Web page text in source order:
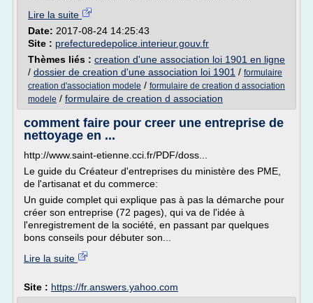
Lire la suite
Date: 2017-08-24 14:25:43
Site : prefecturedepolice.interieur.gouv.fr
Thèmes liés : creation d'une association loi 1901 en ligne
/ dossier de creation d'une association loi 1901 / formulaire
creation d'association modele / formulaire de creation d association
modele / formulaire de creation d association
comment faire pour creer une entreprise de
nettoyage en ...
http://www.saint-etienne.cci.fr/PDF/doss...
Le guide du Créateur d'entreprises du ministère des PME,
de l'artisanat et du commerce:
Un guide complet qui explique pas à pas la démarche pour
créer son entreprise (72 pages), qui va de l'idée à
l'enregistrement de la société, en passant par quelques
bons conseils pour débuter son...
Lire la suite
Site : https://fr.answers.yahoo.com